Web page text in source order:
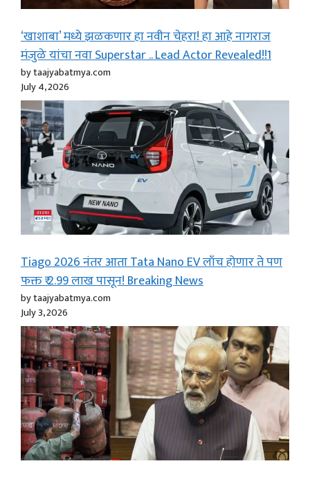
‘खाशाबा’ मध्ये झळकणार हा नवीन चेहरा! हा आहे नागराज
मंजुळे यांचा नवा Superstar .. Lead Actor Revealed!!1
by taajyabatmya.com
July 4, 2026
Tiago 2026 नंतर आता Tata Nano EV लाँच होणार ते पण
फक्त ₹ 2.99 लाख पासून! Breaking News
by taajyabatmya.com
July 3, 2026